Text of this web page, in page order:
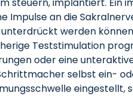
an die
werden
Teststimulation
oder eine
selbst ein-
eingestellt,